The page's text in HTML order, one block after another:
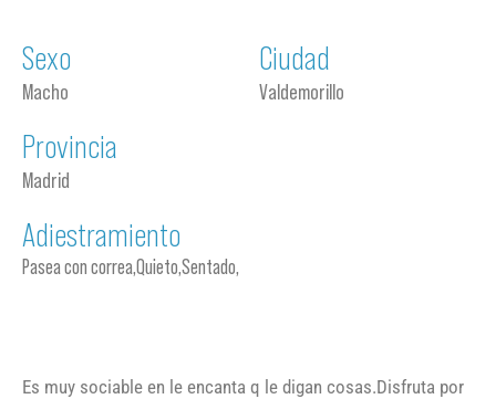
Sexo
Macho
Ciudad
Valdemorillo
Provincia
Madrid
Adiestramiento
Pasea con correa,Quieto,Sentado,
Es muy sociable en le encanta q le digan cosas.Disfruta por